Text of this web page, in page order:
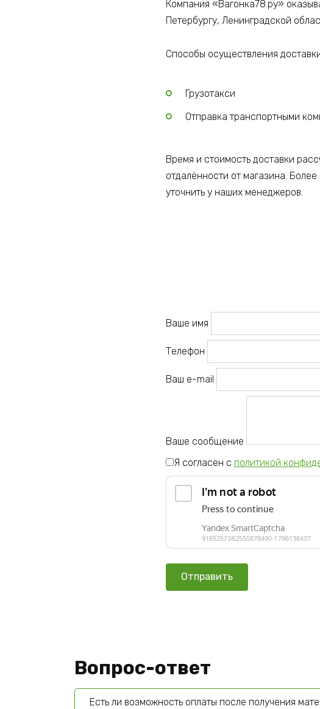
Компания «Вагонка78.ру»
Петербургу, Ленинградской
Способы осуществления
Грузотакси
Отправка транспортными
Время и стоимость доставки
отдалённости от магазина.
уточнить у наших менеджеров.
Ваше имя
Телефон
Ваш e-mail
Ваше сообщение
Я согласен с политикой
Вопрос-ответ
Есть ли возможность оплаты после получения